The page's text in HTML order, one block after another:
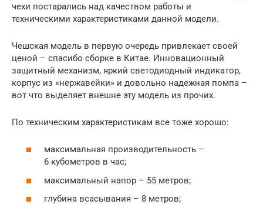
чехи постарались над качеством работы и
техническими характеристиками данной модели.
Чешская модель в первую очередь привлекает своей
ценой – спасибо сборке в Китае. Инновационный
защитный механизм, яркий светодиодный индикатор,
корпус из «нержавейки» и довольно надежная помпа –
вот что выделяет внешне эту модель из прочих.
По техническим характеристикам все тоже хорошо:
максимальная производительность –
6 кубометров в час;
максимальный напор – 55 метров;
глубина всасывания – 8 метров;